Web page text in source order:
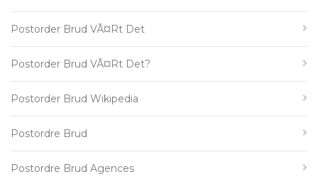
Postorder Brud VÃ¤rt Det
Postorder Brud VÃ¤rt Det?
Postorder Brud Wikipedia
Postordre Brud
Postordre Brud Agences